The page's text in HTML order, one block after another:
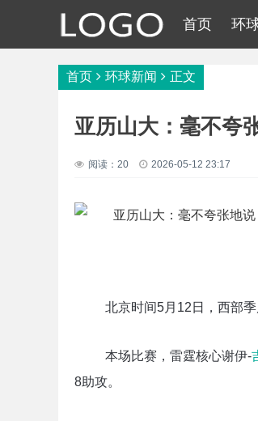
首页 环
首页 环球新闻 正文
亚历山大：毫不夸
阅读：20 2026-05-12 23:17
北京时间5月12日，西部
本场比赛，雷霆核心谢伊-
8助攻。